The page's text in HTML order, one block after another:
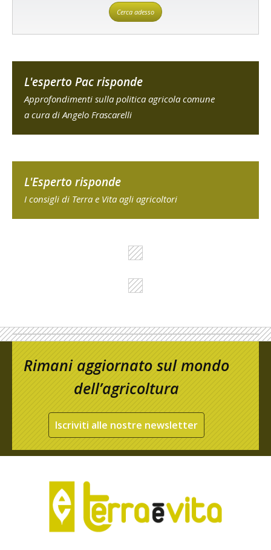
Cerca adesso
L'esperto Pac risponde
Approfondimenti sulla politica agricola comune
a cura di Angelo Frascarelli
L'Esperto risponde
I consigli di Terra e Vita agli agricoltori
Rimani aggiornato sul mondo
dell’agricoltura
Iscriviti alle nostre newsletter